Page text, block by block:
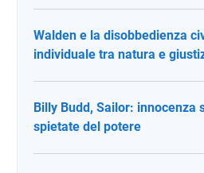
Walden e la disobbedienza
individuale tra natura e
Billy Budd, Sailor: innocenza
spietate del potere